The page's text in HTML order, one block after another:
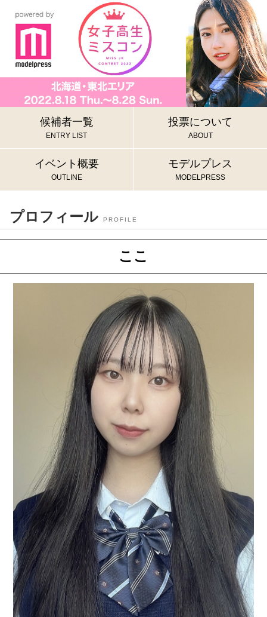
候補者一覧
ENTRY LIST
投票について
ABOUT
イベント概要
OUTLINE
モデルプレス
MODELPRESS
プロフィール PROFILE
ここ